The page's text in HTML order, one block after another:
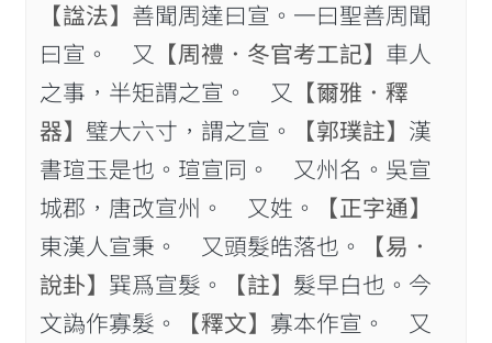
【諡法】 善聞周達曰宣。一曰聖善周聞
曰宣。 又
【周禮．冬官考工記】 車人
之事，半矩謂之宣。 又
【爾雅．釋
器】 璧大六寸，謂之宣。 【郭璞註】 漢
書瑄玉是也。瑄宣同。 又州名。吳宣
城郡，唐改宣州。 又姓。
【正字通】
東漢人宣秉。 又頭髮皓落也。
【易．
說卦】 巽爲宣髮。 【註】 髮早白也。今
文譌作寡髮。
【釋文】 寡本作宣。 又